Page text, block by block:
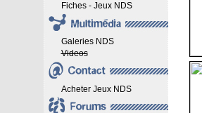
Fiches - Jeux NDS
Galeries NDS
Videos
Acheter Jeux NDS